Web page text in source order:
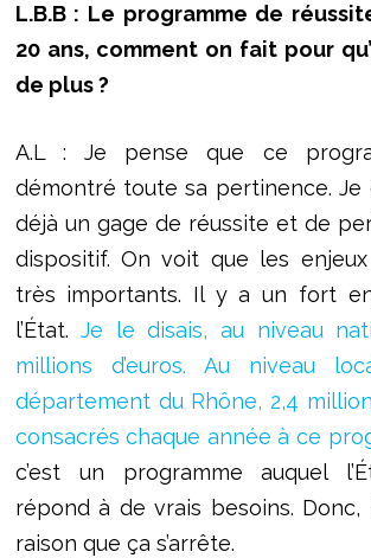
L.B.B : Le programme de
20 ans, comment on fait pour
de plus ?
A.L : Je pense que ce
démontré toute sa pertinence. Je
déjà un gage de réussite et de
dispositif. On voit que les
très importants. Il y a un fort
l’État.Je le disais, au niveau
millions d’euros. Au niveau
département du Rhône, 2,4
consacrés chaque année à ce
c’est un programme auquel
répond à de vrais besoins. Donc,
raison que ça s’arrête.